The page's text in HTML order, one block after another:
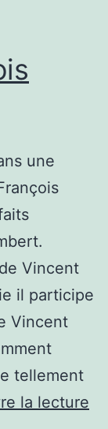
une
Vincent
il participe
Vincent
tellement
la lecture